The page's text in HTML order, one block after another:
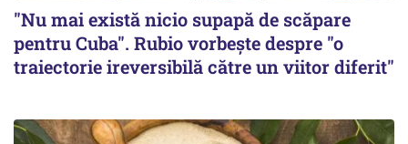
"Nu mai există nicio supapă de scăpare
pentru Cuba". Rubio vorbește despre "o
traiectorie ireversibilă către un viitor diferit"